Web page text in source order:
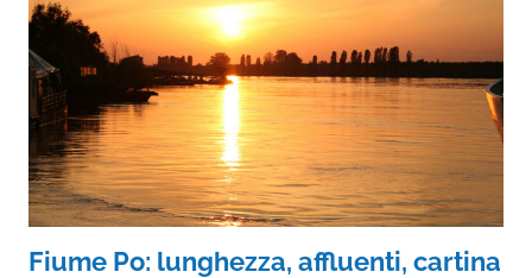
Fiume Po: lunghezza, affluenti, cartina